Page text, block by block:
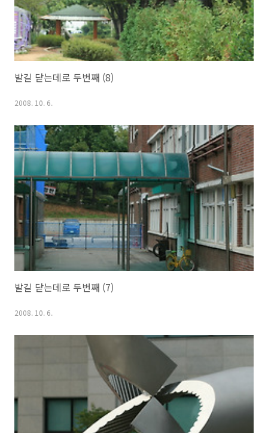
발길 닫는데로 두번째 (8)
2008. 10. 6.
발길 닫는데로 두번째 (7)
2008. 10. 6.